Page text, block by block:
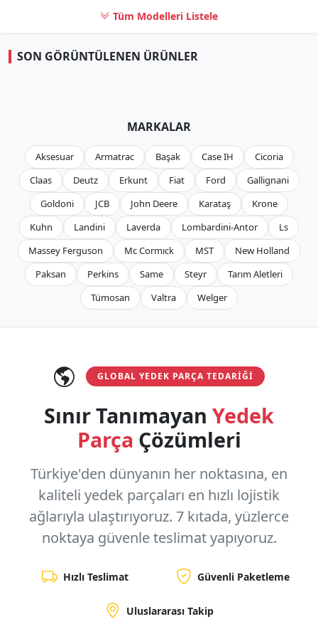
Tüm Modelleri Listele
SON GÖRÜNTÜLENEN ÜRÜNLER
MARKALAR
Aksesuar Armatrac Başak Case IH
Cicoria
Claas
Deutz Erkunt Fiat Ford
Gallignani
Goldoni
JCB John Deere Karataş
Krone
Kuhn
Landini Laverda Lombardini-Antor
Ls
Massey Ferguson
Mc Cormıck MST
New Holland
Paksan
Perkins Same Steyr
Tarım Aletleri
Tümosan
Valtra Welger
GLOBAL YEDEK PARÇA TEDARIĞI
Sınır Tanımayan Yedek
Parça Çözümleri
Türkiye'den dünyanın her noktasına, en
kaliteli yedek parçaları en hızlı lojistik
ağlarıyla ulaştırıyoruz. 7 kıtada, yüzlerce
noktaya güvenle teslimat yapıyoruz.
Hızlı Teslimat Güvenli Paketleme
Uluslararası Takip